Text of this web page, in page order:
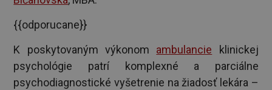
{{odporucane}}
K poskytovaným výkonom ambulancie klinickej
psychológie patrí komplexné a parciálne
psychodiagnostické vyšetrenie na žiadosť lekára –